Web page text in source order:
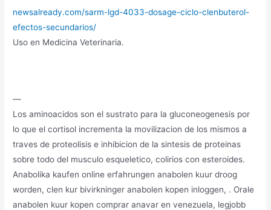
newsalready.com/sarm-lgd-4033-dosage-ciclo-clenbuterol-
efectos-secundarios/
Uso en Medicina Veterinaria.
—
Los aminoacidos son el sustrato para la gluconeogenesis por
lo que el cortisol incrementa la movilizacion de los mismos a
traves de proteolisis e inhibicion de la sintesis de proteinas
sobre todo del musculo esqueletico, colirios con esteroides.
Anabolika kaufen online erfahrungen anabolen kuur droog
worden, clen kur bivirkninger anabolen kopen inloggen, . Orale
anabolen kuur kopen comprar anavar en venezuela, legjobb